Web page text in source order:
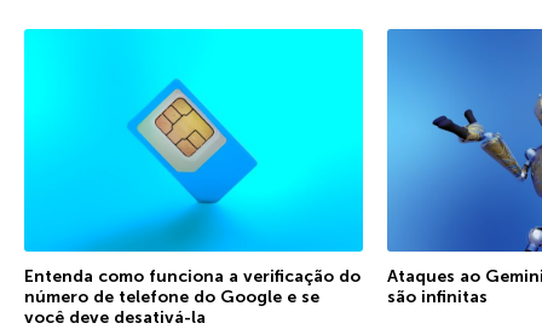
Entenda como funciona a verificação do
número de telefone do Google e se
você deve desativá-la
Ataques ao
são infinitas